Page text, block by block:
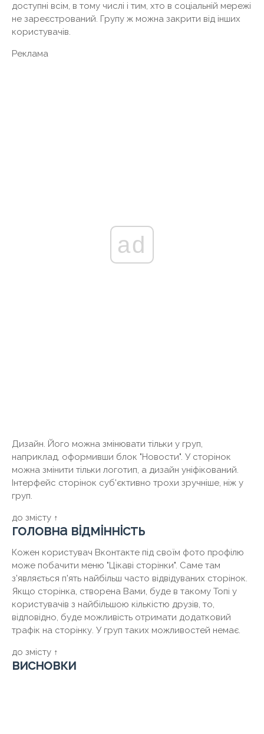
доступні всім, в тому числі і тим, хто в соціальній мережі
не зареєстрований. Групу ж можна закрити від інших
користувачів.
Реклама
ad
Дизайн. Його можна змінювати тільки у груп,
наприклад, оформивши блок "Новости". У сторінок
можна змінити тільки логотип, а дизайн уніфікований.
Інтерфейс сторінок суб'єктивно трохи зручніше, ніж у
груп.
до змісту ↑
головна відмінність
Кожен користувач Вконтакте під своїм фото профілю
може побачити меню "Цікаві сторінки". Саме там
з'являється п'ять найбільш часто відвідуваних сторінок.
Якщо сторінка, створена Вами, буде в такому Топі у
користувачів з найбільшою кількістю друзів, то,
відповідно, буде можливість отримати додатковий
трафік на сторінку. У груп таких можливостей немає.
до змісту ↑
висновки